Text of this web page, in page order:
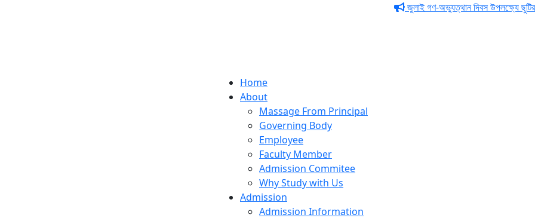
জুলাই গণ-অভ্যুত্থান দিবস উপলক্ষ্যে ছুটির
Home
About
Massage From Principal
Governing Body
Employee
Faculty Member
Admission Commitee
Why Study with Us
Admission
Admission Information